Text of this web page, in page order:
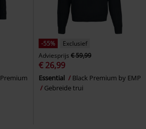
-55%
Exclusief
Adviesprijs € 59,99
€ 26,99
Essential
Black Premium by EMP
Gebreide trui